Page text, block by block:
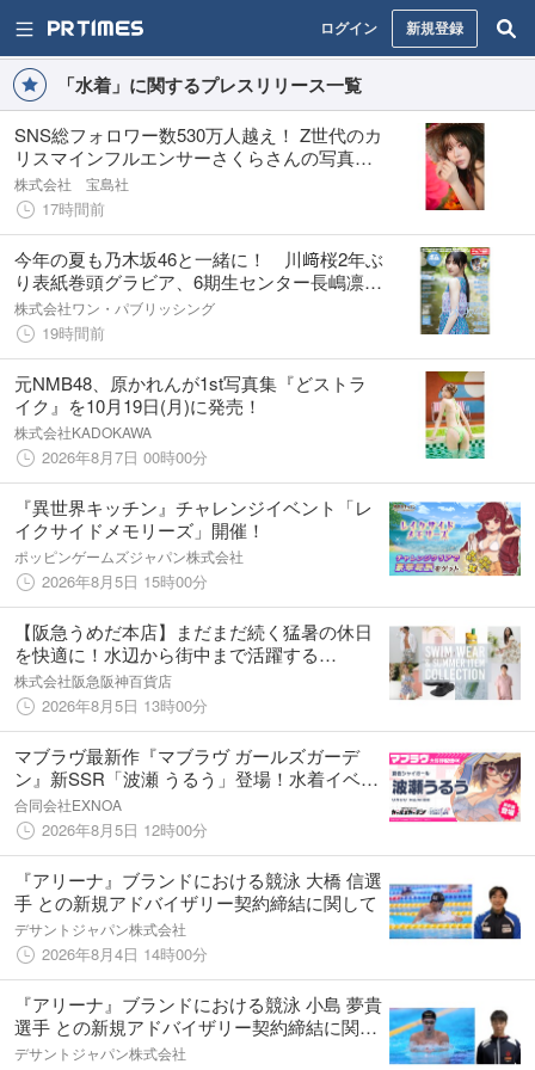
ログイン 新規登録
「水着」に関するプレスリリース一覧
SNS総フォロワー数530万人越え！ Z世代のカ
リスマインフルエンサーさくらさんの写真集
が11/5発売決定！
株式会社 宝島社
17時間前
今年の夏も乃木坂46と一緒に！ 川﨑桜2年ぶ
り表紙巻頭グラビア、6期生センター長嶋凛桜
グラビア！
株式会社ワン・パブリッシング
19時間前
元NMB48、原かれんが1st写真集『どストラ
イク』を10月19日(月)に発売！
株式会社KADOKAWA
2026年8月7日 00時00分
『異世界キッチン』チャレンジイベント「レ
イクサイドメモリーズ」開催！
ポッピンゲームズジャパン株式会社
2026年8月5日 15時00分
【阪急うめだ本店】まだまだ続く猛暑の休日
を快適に！水辺から街中まで活躍する
『SWIM WEAR & SUMMER ITEM
COLLECTION』を開催
株式会社阪急阪神百貨店
2026年8月5日 13時00分
マブラヴ最新作『マブラヴ ガールズガーデ
ン』新SSR「波瀬 うるう」登場！水着イベン
ト【ポロリ！水上スポーツ大会】後半開始！
合同会社EXNOA
2026年8月5日 12時00分
『アリーナ』ブランドにおける競泳 大橋 信選
手 との新規アドバイザリー契約締結に関して
デサントジャパン株式会社
2026年8月4日 14時00分
『アリーナ』ブランドにおける競泳 小島 夢貴
選手 との新規アドバイザリー契約締結に関し
て
デサントジャパン株式会社